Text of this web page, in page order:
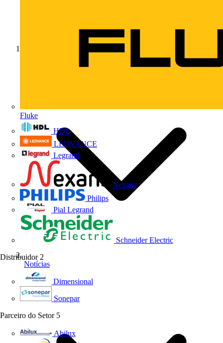
Fluke
HDL
LEDVANCE
Legrand
Nexans
Philips
Pial Legrand
Schneider Electric
Distribuidor 2
Dimensional
Sonepar
Parceiro do Setor 5
Abilux
Notícias